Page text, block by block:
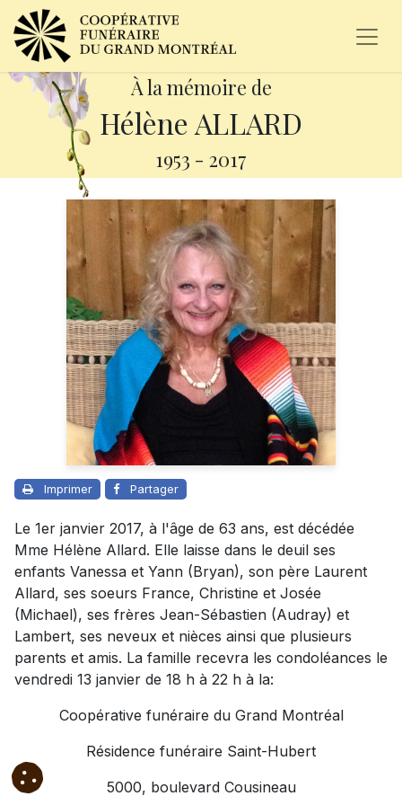
À la mémoire de
Hélène ALLARD
1953 - 2017
Imprimer Partager
Le 1er janvier 2017, à l'âge de 63 ans, est décédée
Mme Hélène Allard. Elle laisse dans le deuil ses
enfants Vanessa et Yann (Bryan), son père Laurent
Allard, ses soeurs France, Christine et Josée
(Michael), ses frères Jean-Sébastien (Audray) et
Lambert, ses neveux et nièces ainsi que plusieurs
parents et amis. La famille recevra les condoléances le
vendredi 13 janvier de 18 h à 22 h à la:
Coopérative funéraire du Grand Montréal
Résidence funéraire Saint-Hubert
5000, boulevard Cousineau